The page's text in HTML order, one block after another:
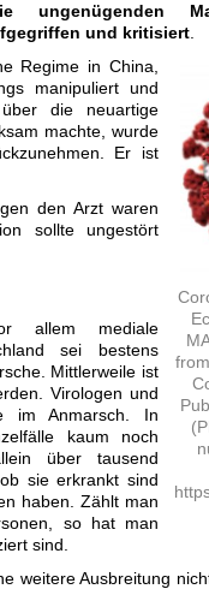
ungenügenden
und kritisiert
Regime in China,
manipuliert und
die neuartige
machte, wurde
Er ist
den Arzt waren
sollte ungestört
allem mediale
sei bestens
Mittlerweile ist
Virologen und
im Anmarsch. In
kaum noch
über tausend
sie erkrankt sind
haben. Zählt man
so hat man
sind.
weitere Ausbreitung